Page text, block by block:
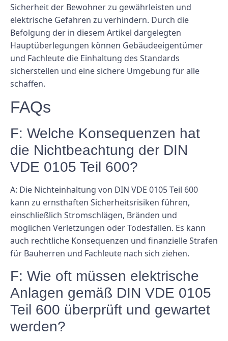
Sicherheit der Bewohner zu gewährleisten und
elektrische Gefahren zu verhindern. Durch die
Befolgung der in diesem Artikel dargelegten
Hauptüberlegungen können Gebäudeeigentümer
und Fachleute die Einhaltung des Standards
sicherstellen und eine sichere Umgebung für alle
schaffen.
FAQs
F: Welche Konsequenzen hat
die Nichtbeachtung der DIN
VDE 0105 Teil 600?
A: Die Nichteinhaltung von DIN VDE 0105 Teil 600
kann zu ernsthaften Sicherheitsrisiken führen,
einschließlich Stromschlägen, Bränden und
möglichen Verletzungen oder Todesfällen. Es kann
auch rechtliche Konsequenzen und finanzielle Strafen
für Bauherren und Fachleute nach sich ziehen.
F: Wie oft müssen elektrische
Anlagen gemäß DIN VDE 0105
Teil 600 überprüft und gewartet
werden?